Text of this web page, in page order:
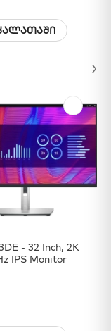
- 32 Inch, 2K
IPS Monitor